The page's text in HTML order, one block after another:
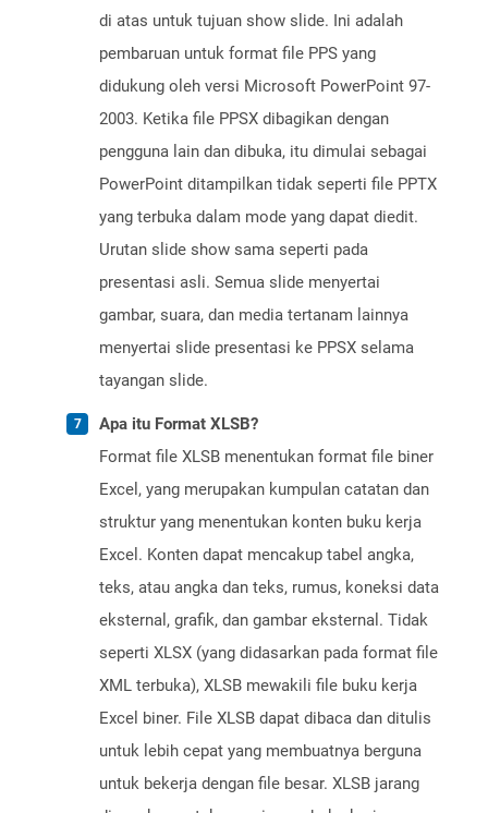
di atas untuk tujuan show slide. Ini adalah
pembaruan untuk format file PPS yang
didukung oleh versi Microsoft PowerPoint 97-
2003. Ketika file PPSX dibagikan dengan
pengguna lain dan dibuka, itu dimulai sebagai
PowerPoint ditampilkan tidak seperti file PPTX
yang terbuka dalam mode yang dapat diedit.
Urutan slide show sama seperti pada
presentasi asli. Semua slide menyertai
gambar, suara, dan media tertanam lainnya
menyertai slide presentasi ke PPSX selama
tayangan slide.
Apa itu Format XLSB?
Format file XLSB menentukan format file biner
Excel, yang merupakan kumpulan catatan dan
struktur yang menentukan konten buku kerja
Excel. Konten dapat mencakup tabel angka,
teks, atau angka dan teks, rumus, koneksi data
eksternal, grafik, dan gambar eksternal. Tidak
seperti XLSX (yang didasarkan pada format file
XML terbuka), XLSB mewakili file buku kerja
Excel biner. File XLSB dapat dibaca dan ditulis
untuk lebih cepat yang membuatnya berguna
untuk bekerja dengan file besar. XLSB jarang